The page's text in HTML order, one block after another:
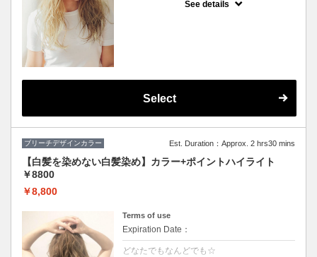
See details
Select
ブリーチデザインカラー Est. Duration：Approx. 2 hrs30 mins
【白髪を染めない白髪染め】カラー+ポイントハイライト
￥8800
￥8,800
Terms of use
Expiration Date：
どなたでもなんどでも☆